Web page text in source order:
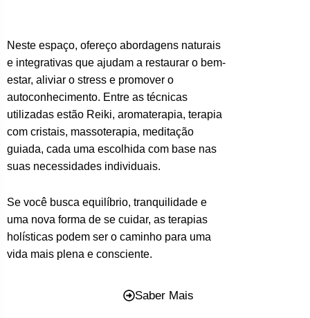
Neste espaço, ofereço abordagens naturais
e integrativas que ajudam a restaurar o bem-
estar, aliviar o stress e promover o
autoconhecimento. Entre as técnicas
utilizadas estão Reiki, aromaterapia, terapia
com cristais, massoterapia, meditação
guiada, cada uma escolhida com base nas
suas necessidades individuais.
Se você busca equilíbrio, tranquilidade e
uma nova forma de se cuidar, as terapias
holísticas podem ser o caminho para uma
vida mais plena e consciente.
Saber Mais